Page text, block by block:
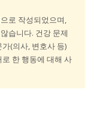
로 작성되었으며,
습니다. 건강 문제
(의사, 변호사 등)
한 행동에 대해 사